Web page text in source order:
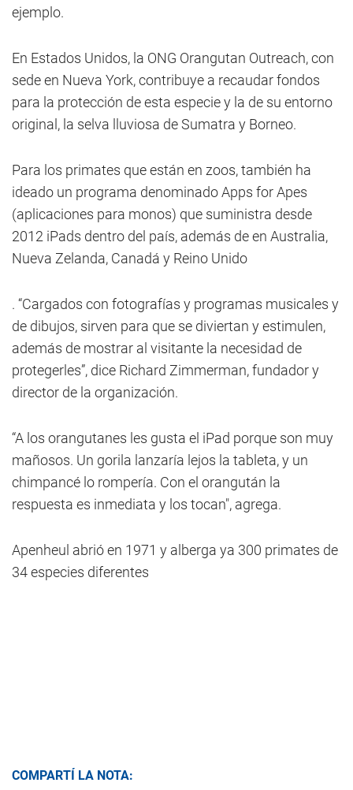
ejemplo.
En Estados Unidos, la ONG Orangutan Outreach, con
sede en Nueva York, contribuye a recaudar fondos
para la protección de esta especie y la de su entorno
original, la selva lluviosa de Sumatra y Borneo.
Para los primates que están en zoos, también ha
ideado un programa denominado Apps for Apes
(aplicaciones para monos) que suministra desde
2012 iPads dentro del país, además de en Australia,
Nueva Zelanda, Canadá y Reino Unido
. “Cargados con fotografías y programas musicales y
de dibujos, sirven para que se diviertan y estimulen,
además de mostrar al visitante la necesidad de
protegerles”, dice Richard Zimmerman, fundador y
director de la organización.
“A los orangutanes les gusta el iPad porque son muy
mañosos. Un gorila lanzaría lejos la tableta, y un
chimpancé lo rompería. Con el orangután la
respuesta es inmediata y los tocan", agrega.
Apenheul abrió en 1971 y alberga ya 300 primates de
34 especies diferentes
COMPARTÍ LA NOTA: